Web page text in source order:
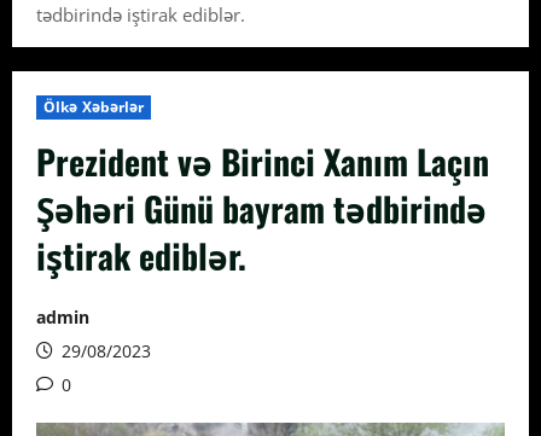
tədbirində iştirak ediblər.
Ölkə Xəbərlər
Prezident və Birinci Xanım Laçın
Şəhəri Günü bayram tədbirində
iştirak ediblər.
admin
29/08/2023
0